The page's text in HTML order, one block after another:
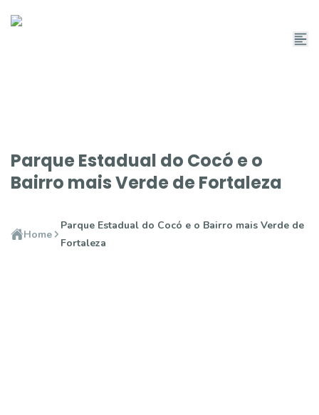
Parque Estadual do Cocó e o
Bairro mais Verde de Fortaleza
Home
Parque Estadual do Cocó e o Bairro mais Verde de
Fortaleza